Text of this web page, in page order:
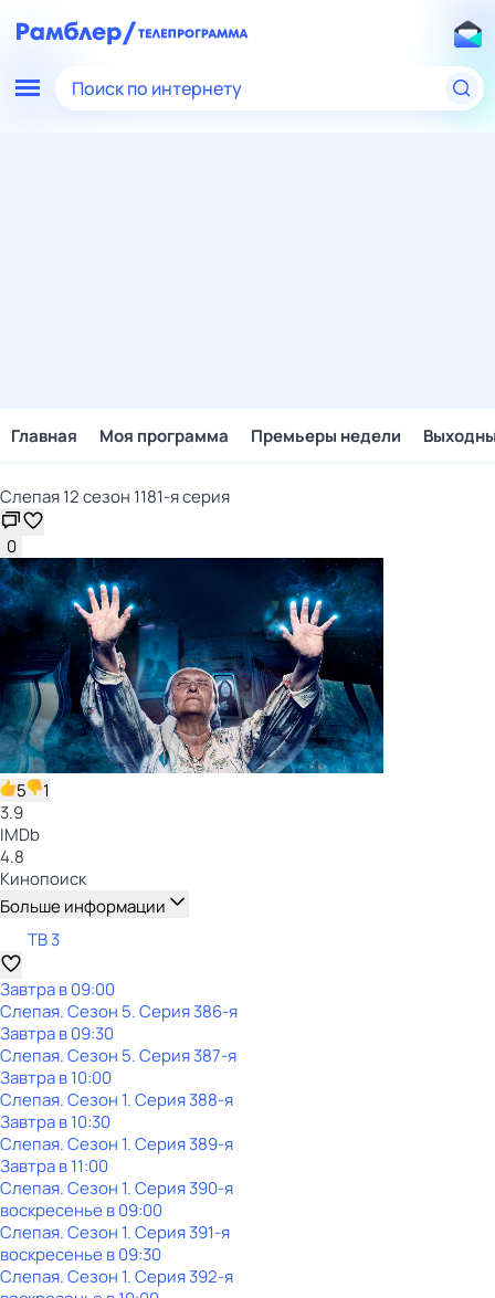
Поиск по интернету
Главная Моя программа Премьеры недели
Слепая 12 сезон 1181-я серия
0
5
1
3.9
IMDb
4.8
Кинопоиск
Больше информации
ТВ 3
Завтра в 09:00
Слепая. Сезон 5. Серия 386-я
Завтра в 09:30
Слепая. Сезон 5. Серия 387-я
Завтра в 10:00
Слепая. Сезон 1. Серия 388-я
Завтра в 10:30
Слепая. Сезон 1. Серия 389-я
Завтра в 11:00
Слепая. Сезон 1. Серия 390-я
воскресенье в09:00
Слепая. Сезон 1. Серия 391-я
воскресенье в09:30
Слепая. Сезон 1. Серия 392-я